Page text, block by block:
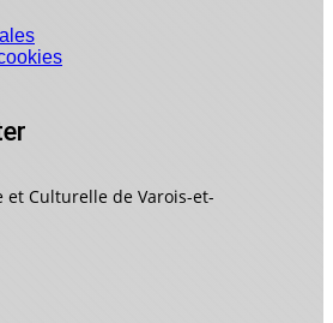
et Culturelle de Varois-et-